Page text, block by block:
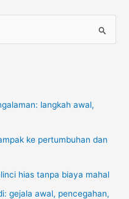
langkah awal,
ke pertumbuhan dan
hias tanpa biaya mahal
gejala awal, pencegahan,